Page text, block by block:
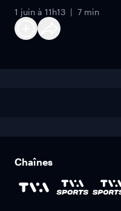
1 juin à 11h13 7 min
Chaînes